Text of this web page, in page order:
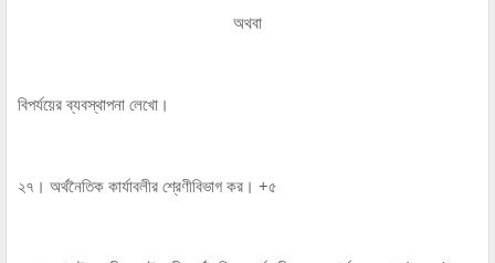
অথবা
বিপর্যয়ের ব্যবস্থাপনা লেখো।
২৭। অর্থনৈতিক কার্যাবলীর শ্রেণীবিভাগ কর। +৫